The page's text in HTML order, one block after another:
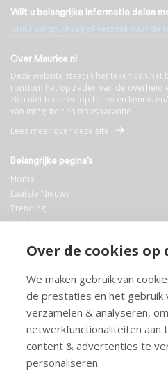
Over de cookies op
We maken gebruik van
de prestaties en het gebruik
verzamelen & analyseren,
netwerkfunctionaliteiten aan
content & advertenties te
personaliseren.
Wilt u belangrijke informatie delen
Stuur uw tip, vraag of verzoek naar de
Over Maurice.nl
Deze website staat in het teken van
rondom het optreden van de overheid
zich niet baseren op feiten en kennis
van integriteit en transparantie.
Lees meer over deze site
Belangrijke pagina’s
Home
Laatste Nieuws
Trending
Blog Maurice
Bibliotheek
Info en service
FAQ
Doneren
Privacy
Voorwaarden
Meedoen